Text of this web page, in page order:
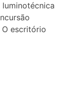
escritório